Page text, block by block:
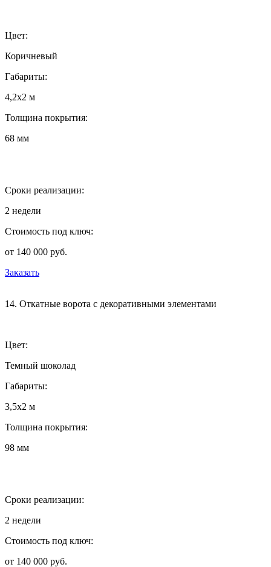
Цвет:
Коричневый
Габариты:
4,2х2 м
Толщина покрытия:
68 мм
Сроки реализации:
2 недели
Стоимость под ключ:
от 140 000 руб.
Заказать
14. Откатные ворота с декоративными элементами
Цвет:
Темный шоколад
Габариты:
3,5х2 м
Толщина покрытия:
98 мм
Сроки реализации:
2 недели
Стоимость под ключ:
от 140 000 руб.